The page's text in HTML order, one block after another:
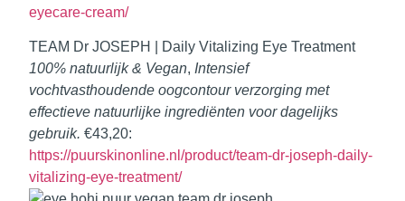
eyecare-cream/
TEAM Dr JOSEPH | Daily Vitalizing Eye Treatment
100% natuurlijk & Vegan, Intensief
vochtvasthoudende oogcontour verzorging met
effectieve natuurlijke ingrediënten voor dagelijks
gebruik. €43,20:
https://puurskinonline.nl/product/team-dr-joseph-daily-
vitalizing-eye-treatment/